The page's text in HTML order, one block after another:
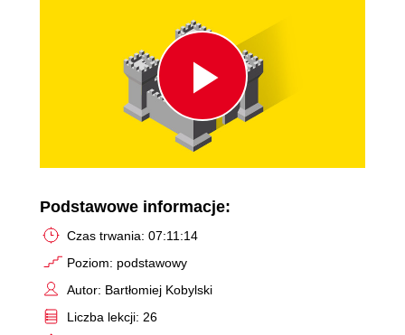
Play
Video
Podstawowe informacje:
Czas trwania: 07:11:14
Poziom: podstawowy
Autor: Bartłomiej Kobylski
Liczba lekcji: 26